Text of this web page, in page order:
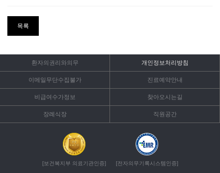
목록
환자의권리와의무 개인정보처리방침
이메일무단수집불가 진료예약안내
비급여수가정보 찾아오시는길
장례식장 직원공간
[보건복지부 의료기관인증] [전자의무기록시스템인증]